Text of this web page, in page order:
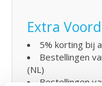
Extra
5% korting bij
Bestellingen
(NL)
Bestellingen